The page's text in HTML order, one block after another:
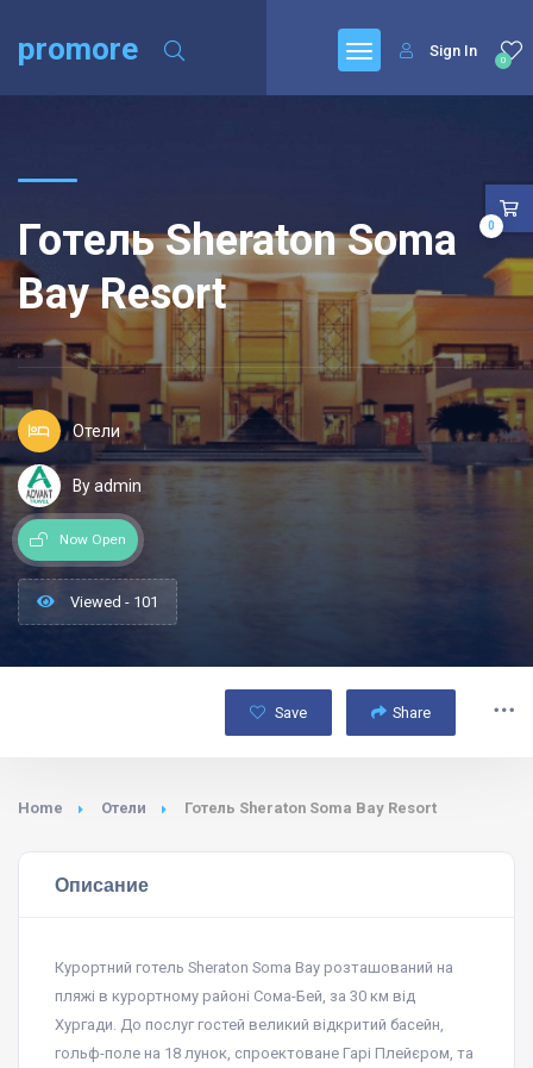
promore 0
Sign In
Готель Sheraton Soma
Bay Resort
Отели
By admin
Now Open
Viewed - 101
Save Share
Home Отели Готель Sheraton Soma Bay Resort
Описание
Курортний готель Sheraton Soma Bay розташований на
пляжі в курортному районі Сома-Бей, за 30 км від
Хургади. До послуг гостей великий відкритий басейн,
гольф-поле на 18 лунок, спроектоване Гарі Плейєром, та
0